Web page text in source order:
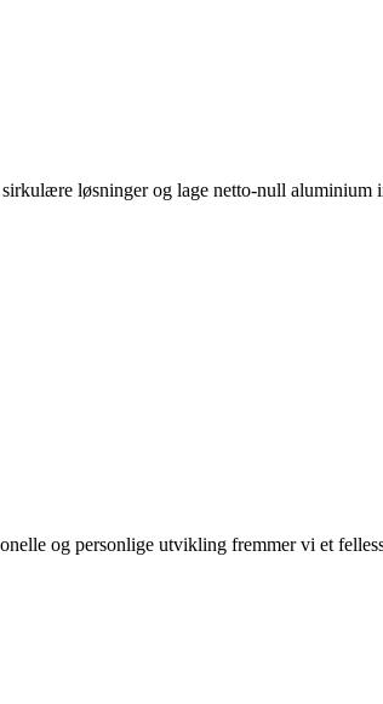
løsninger og lage netto-null aluminium
og personlige utvikling fremmer vi et